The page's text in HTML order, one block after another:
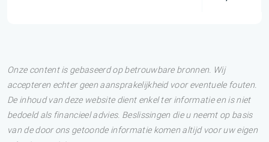
Onze content is gebaseerd op betrouwbare bronnen. Wij
accepteren echter geen aansprakelijkheid voor eventuele fouten.
De inhoud van deze website dient enkel ter informatie en is niet
bedoeld als financieel advies. Beslissingen die u neemt op basis
van de door ons getoonde informatie komen altijd voor uw eigen